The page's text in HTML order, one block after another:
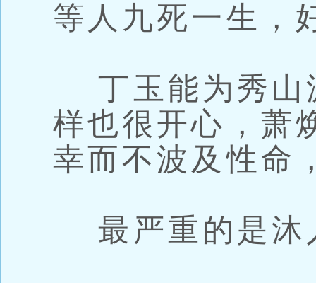
等人九死一生，
丁玉能为秀山
样也很开心，萧
幸而不波及性命
最严重的是沐